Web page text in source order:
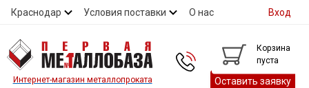
Краснодар Условия поставки О нас
Контакты
Контакты
Вход
Интернет-магазин металлопроката
Корзина
пуста
Оставить заявку